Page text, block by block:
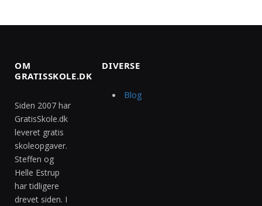
OM
GRATISSKOLE.DK
Siden 2007 har
GratisSkole.dk
leveret gratis
skoleopgaver.
Steffen og
Helle Estrup
har tidligere
drevet siden. I
DIVERSE
Blog